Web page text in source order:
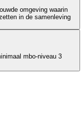
omgeving waarin
in de samenleving
mbo-niveau 3